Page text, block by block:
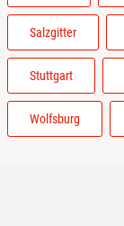
Salzgitter
Stuttgart
Wolfsburg